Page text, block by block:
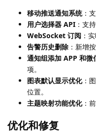
移动推送通知系统：
用户选择器 API ：支
WebSocket 订阅 ：
告警历史删除 ：新增
通知组添加 APP 和微
项。
图表默认显示优化：
位置。
主题映射功能优化：
优化和修复